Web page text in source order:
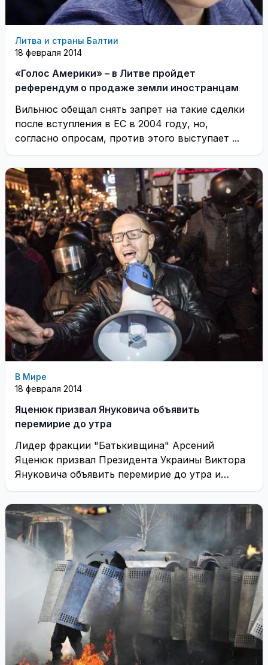
Литва и страны Балтии
18 февраля 2014
«Голос Америки» – в Литве пройдет
референдум о продаже земли иностранцам
Вильнюс обещал снять запрет на такие сделки
после вступления в ЕС в 2004 году, но,
согласно опросам, против этого выступает ...
В Мире
18 февраля 2014
Яценюк призвал Януковича объявить
перемирие до утра
Лидер фракции "Батькивщина" Арсений
Яценюк призвал Президента Украины Виктора
Януковича объявить перемирие до утра и
отозвать на 200 метров правоохранителей ...